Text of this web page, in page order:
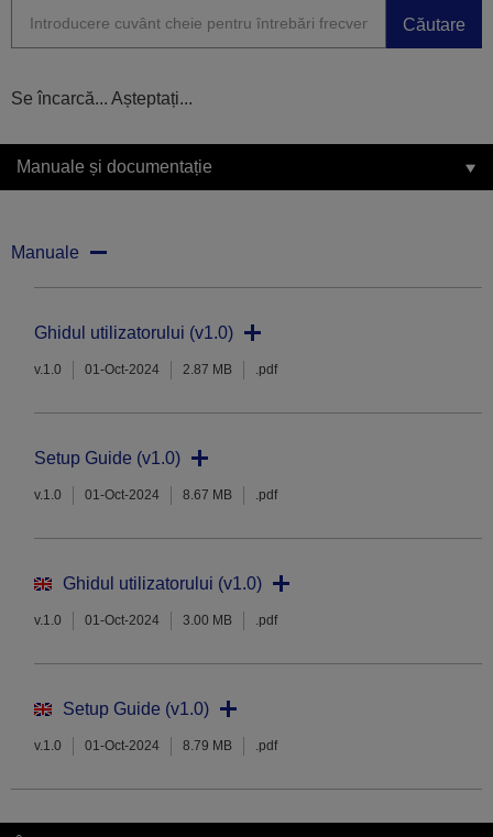
Căutare
Se încarcă... Așteptați...
Manuale și documentație
Manuale
Ghidul utilizatorului (v1.0)
v.1.0 01-Oct-2024 2.87 MB .pdf
Setup Guide (v1.0)
v.1.0 01-Oct-2024 8.67 MB .pdf
Ghidul utilizatorului (v1.0)
v.1.0 01-Oct-2024 3.00 MB .pdf
Setup Guide (v1.0)
v.1.0 01-Oct-2024 8.79 MB .pdf